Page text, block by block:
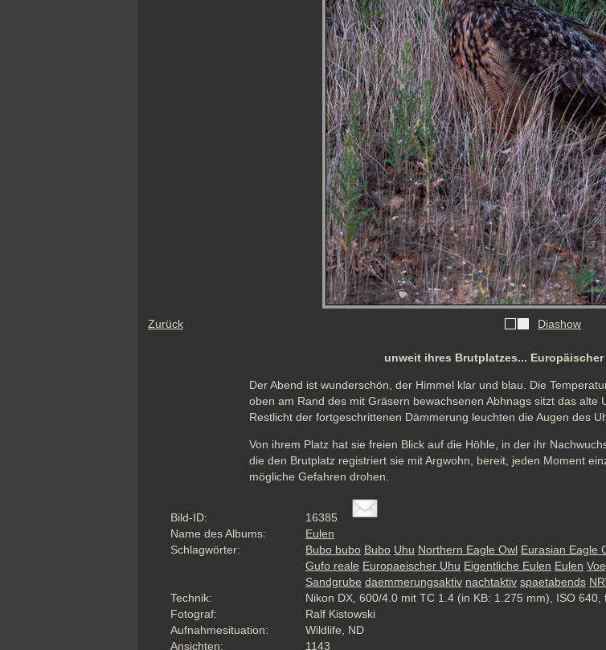
Zurück Diashow
unweit ihres Brutplatzes... Europäischer
Der Abend ist wunderschön, der Himmel klar und blau. Die
oben am Rand des mit Gräsern bewachsenen Abhnags sitzt das alte
Restlicht der fortgeschrittenen Dämmerung leuchten die Augen des
Von ihrem Platz hat sie freien Blick auf die Höhle, in der ihr
die den Brutplatz registriert sie mit Argwohn, bereit, jeden Moment
mögliche Gefahren drohen.
Bild-ID:
16385
Name des Albums:
Eulen
Schlagwörter:
Bubo bubo Bubo Uhu Northern Eagle Owl Eurasian Eagle
Gufo reale Europaeischer Uhu Eigentliche Eulen Eulen
Sandgrube daemmerungsaktiv nachtaktiv spaetabends
Technik:
Nikon DX, 600/4.0 mit TC 1.4 (in KB: 1.275 mm), ISO 640,
Fotograf:
Ralf Kistowski
Aufnahmesituation:
Wildlife, ND
Ansichten:
1143